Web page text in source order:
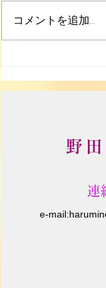
ソーラーシェ
コメントを追加…
野
連
e-mail: